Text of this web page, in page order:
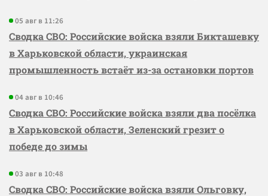
05 авг в 11:26
Сводка СВО: Российские войска взяли Бикташевку
в Харьковской области, украинская
промышленность встаёт из-за остановки портов
04 авг в 10:46
Сводка СВО: Российские войска взяли два посёлка
в Харьковской области, Зеленский грезит о
победе до зимы
03 авг в 10:48
Сводка СВО: Российские войска взяли Ольговку,